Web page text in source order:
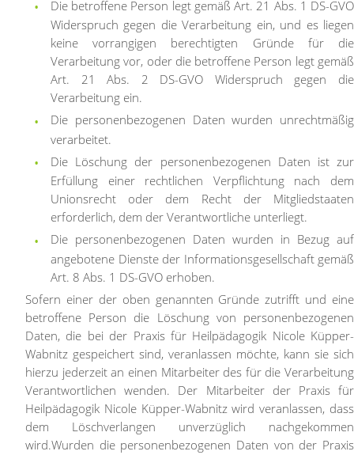
Die betroffene Person legt gemäß Art. 21 Abs. 1 DS-GVO
Widerspruch gegen die Verarbeitung ein, und es liegen
keine vorrangigen berechtigten Gründe für die
Verarbeitung vor, oder die betroffene Person legt gemäß
Art. 21 Abs. 2 DS-GVO Widerspruch gegen die
Verarbeitung ein.
Die personenbezogenen Daten wurden unrechtmäßig
verarbeitet.
Die Löschung der personenbezogenen Daten ist zur
Erfüllung einer rechtlichen Verpflichtung nach dem
Unionsrecht oder dem Recht der Mitgliedstaaten
erforderlich, dem der Verantwortliche unterliegt.
Die personenbezogenen Daten wurden in Bezug auf
angebotene Dienste der Informationsgesellschaft gemäß
Art. 8 Abs. 1 DS-GVO erhoben.
Sofern einer der oben genannten Gründe zutrifft und eine
betroffene Person die Löschung von personenbezogenen
Daten, die bei der Praxis für Heilpädagogik Nicole Küpper-
Wabnitz gespeichert sind, veranlassen möchte, kann sie sich
hierzu jederzeit an einen Mitarbeiter des für die Verarbeitung
Verantwortlichen wenden. Der Mitarbeiter der Praxis für
Heilpädagogik Nicole Küpper-Wabnitz wird veranlassen, dass
dem Löschverlangen unverzüglich nachgekommen
wird.Wurden die personenbezogenen Daten von der Praxis